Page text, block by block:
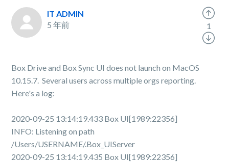
IT ADMIN
5 年前
Box Drive and Box Sync UI does not launch on MacOS
10.15.7. Several users across multiple orgs reporting.
Here's a log:
2020-09-25 13:14:19.433 Box UI[1989:22356]
INFO: Listening on path
/Users/USERNAME/.Box_UIServer
2020-09-25 13:14:19.435 Box UI[1989:22356]
1